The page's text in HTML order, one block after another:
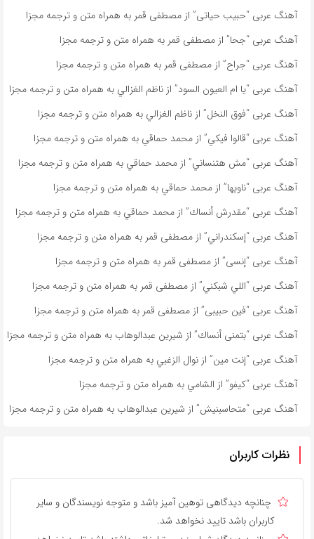
آهنگ عربی “حبيب حياتى” از مصطفى قمر به همراه متن و ترجمه مجزا
آهنگ عربی “جحا” از مصطفى قمر به همراه متن و ترجمه مجزا
آهنگ عربی “جراح” از مصطفى قمر به همراه متن و ترجمه مجزا
آهنگ عربی “يا ام العيون السود” از ناظم الغزالي به همراه متن و ترجمه مجزا
آهنگ عربی “فوق النخل” از ناظم الغزالي به همراه متن و ترجمه مجزا
آهنگ عربی “قالوا فيكي” از محمد حماقي به همراه متن و ترجمه مجزا
آهنگ عربی “مش هتنساني” از محمد حماقي به همراه متن و ترجمه مجزا
آهنگ عربی “ناویها” از محمد حماقي به همراه متن و ترجمه مجزا
آهنگ عربی “مقدرش أنساك” از محمد حماقي به همراه متن و ترجمه مجزا
آهنگ عربی “إسكندراني” از مصطفى قمر به همراه متن و ترجمه مجزا
آهنگ عربی “إنسى” از مصطفى قمر به همراه متن و ترجمه مجزا
آهنگ عربی “اللي شبكني” از مصطفى قمر به همراه متن و ترجمه مجزا
آهنگ عربی “فين حبيبى” از مصطفى قمر به همراه متن و ترجمه مجزا
آهنگ عربی “بتمنى أنساك” از شیرین عبدالوهاب به همراه متن و ترجمه مجزا
آهنگ عربی “إنت مين” از نوال الزغبي به همراه متن و ترجمه مجزا
آهنگ عربی “كيفو” از الشامي به همراه متن و ترجمه مجزا
آهنگ عربی “متحاسبنیش” از شیرین عبدالوهاب به همراه متن و ترجمه مجزا
نظرات کاربران
چنانچه دیدگاهی توهین آمیز باشد و متوجه نویسندگان و سایر
کاربران باشد تایید نخواهد شد.